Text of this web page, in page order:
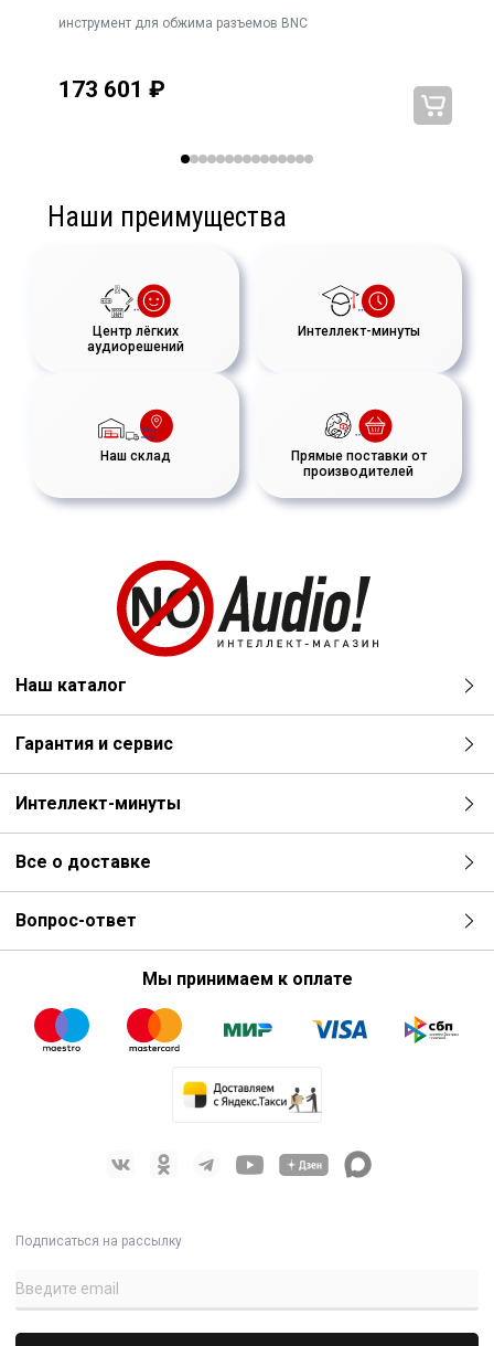
инструмент для обжима разъемов BNC
173 601 ₽
Наши преимущества
Центр лёгких
аудиорешений
Интеллект-минуты
Наш склад
Прямые поставки от
производителей
Наш каталог
Гарантия и сервис
Интеллект-минуты
Все о доставке
Вопрос-ответ
Мы принимаем к оплате
Подписаться на рассылку